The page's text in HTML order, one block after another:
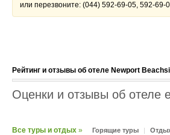
или перезвоните: (044) 592-69-05, 592-69-
Рейтинг и отзывы об отеле Newport
Оценки и отзывы об отеле
Все туры и отдых » Горящие туры |